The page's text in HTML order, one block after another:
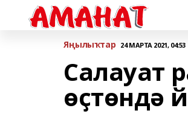
Яңылыҡтар 24 МАРТА 2021, 04:53
Салауат
өҫтөндә